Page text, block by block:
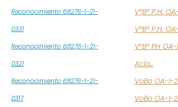
Reconocimiento 68276-1-21-
0331
Reconocimiento 68276-1-21-
0321
Reconocimiento 68276-1-21-
0317
V°B° P.H.
V°B° P.H.
V°B° PH
Acla…
VoBo OA-
VoBo OA-1-